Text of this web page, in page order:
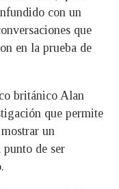
con un
que
en la prueba de
británico Alan
que permite
un
de ser